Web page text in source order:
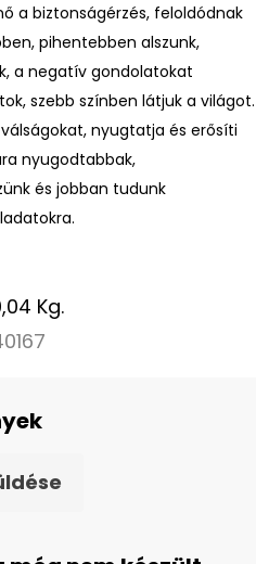
a biztonságérzés, feloldódnak
pihentebben alszunk,
a negatív gondolatokat
szebb színben látjuk a világot.
nyugtatja és erősíti
nyugodtabbak,
és jobban tudunk
Kg.